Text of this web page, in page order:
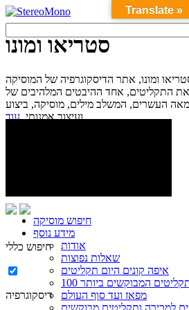
סטריאו ומונו
ומונו, אתר הדיסקוגרפיה של המוסיקה
התקליטים, אחד ההיבטים המלהיבים של
העשרים, המשלב מילים, מוסיקה, ביצוע
ועיצוב אמנותי.עוד...
חיפוש מוסיקה
מידע נוסף
אודות
שאלות נפוצות
איפה קונים היום תקליטים
התקליטים המבוקשים ביותר
מפאז ועד סוף העולם
למכירה ותקליטים מבוקשים
חיפוש כללי
דיסקוגרפיה
Translate »